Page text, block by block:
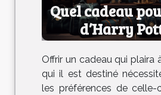
Quel cadeau
d’Harry
Offrir un cadeau qui plaira
qui il est destiné
les préférences de celle-